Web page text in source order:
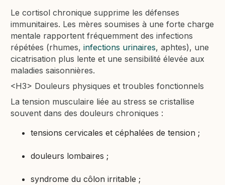
Le cortisol chronique supprime les défenses
immunitaires. Les mères soumises à une forte charge
mentale rapportent fréquemment des infections
répétées (rhumes,infections urinaires, aphtes), une
cicatrisation plus lente et une sensibilité élevée aux
maladies saisonnières.
<H3> Douleurs physiques et troubles fonctionnels
La tension musculaire liée au stress se cristallise
souvent dans des douleurs chroniques :
tensions cervicales et céphalées de tension ;
douleurs lombaires ;
syndrome du côlon irritable ;